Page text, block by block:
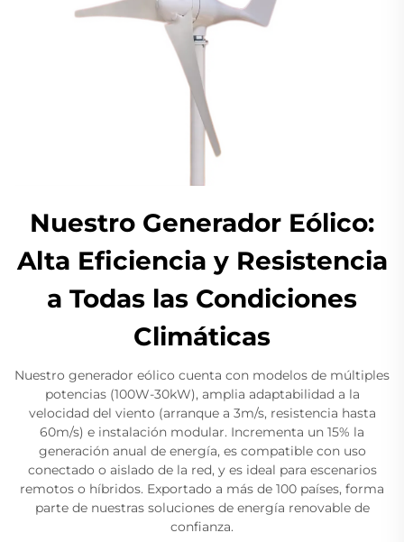
Nuestro Generador Eólico:
Alta Eficiencia y Resistencia
a Todas las Condiciones
Climáticas
Nuestro generador eólico cuenta con modelos de múltiples
potencias (100W-30kW), amplia adaptabilidad a la
velocidad del viento (arranque a 3m/s, resistencia hasta
60m/s) e instalación modular. Incrementa un 15% la
generación anual de energía, es compatible con uso
conectado o aislado de la red, y es ideal para escenarios
remotos o híbridos. Exportado a más de 100 países, forma
parte de nuestras soluciones de energía renovable de
confianza.